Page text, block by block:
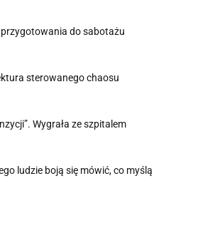
do sabotażu
sterowanego chaosu
Wygrała ze szpitalem
ludzie boją się mówić, co myślą